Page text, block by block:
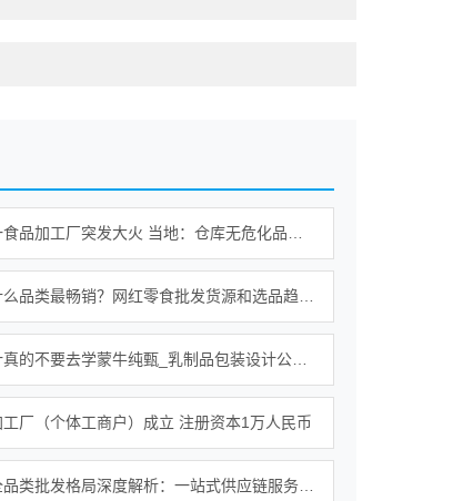
厂（个体工商户）成立 注册资本1万人民币